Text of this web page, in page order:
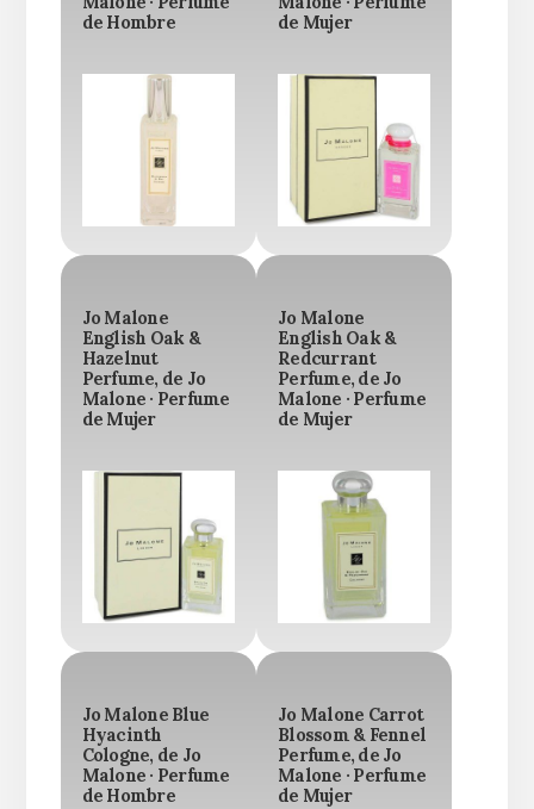
de Hombre
de Mujer
Jo Malone
English Oak &
Hazelnut
Perfume, de Jo
Malone · Perfume
de Mujer
Jo Malone
English Oak &
Redcurrant
Perfume, de Jo
Malone · Perfume
de Mujer
Jo Malone Blue
Hyacinth
Cologne, de Jo
Malone · Perfume
de Hombre
Jo Malone Carrot
Blossom & Fennel
Perfume, de Jo
Malone · Perfume
de Mujer